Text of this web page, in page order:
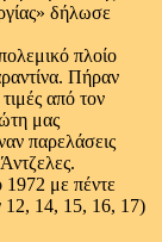
δήλωσε
πλοίο
Πήραν
από τον
μας
παρελάσεις
με πέντε
12, 14, 15, 16, 17)